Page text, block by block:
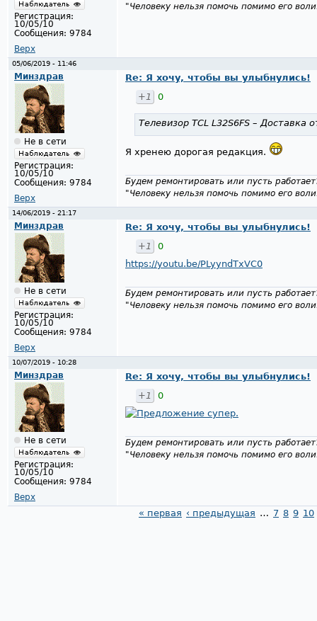
Регистрация:
10/05/10
Сообщения: 9784
Верх
"Человеку нельзя помочь помимо его
05/06/2019 - 11:46
Минздрав
Не в сети
Регистрация:
10/05/10
Сообщения: 9784
Верх
Re: Я хочу, чтобы вы улыбнулись!
+1
0
Телевизор TCL L32S6FS – Доставка
Я хренею дорогая редакция.
Будем ремонтировать или пусть
"Человеку нельзя помочь помимо его
14/06/2019 - 21:17
Минздрав
Не в сети
Регистрация:
10/05/10
Сообщения: 9784
Верх
Re: Я хочу, чтобы вы улыбнулись!
+1
0
https://youtu.be/PLyyndTxVC0
Будем ремонтировать или пусть
"Человеку нельзя помочь помимо его
10/07/2019 - 10:28
Минздрав
Не в сети
Регистрация:
10/05/10
Сообщения: 9784
Верх
Re: Я хочу, чтобы вы улыбнулись!
+1
0
Будем ремонтировать или пусть
"Человеку нельзя помочь помимо его
« первая ‹ предыдущая … 7 8 9 10